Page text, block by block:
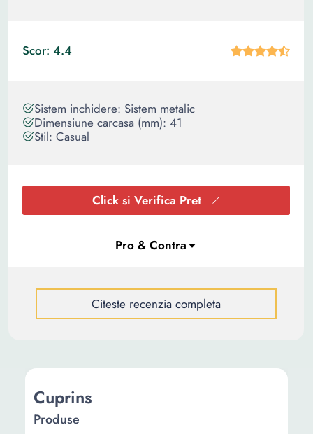
Scor: 4.4
Sistem inchidere: Sistem metalic
Dimensiune carcasa (mm): 41
Stil: Casual
Click si Verifica Pret
Citeste recenzia completa
Cuprins
Produse